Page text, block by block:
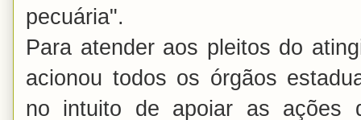
pecuária".
Para atender aos pleitos do
acionou todos os órgãos
no intuito de apoiar as ações